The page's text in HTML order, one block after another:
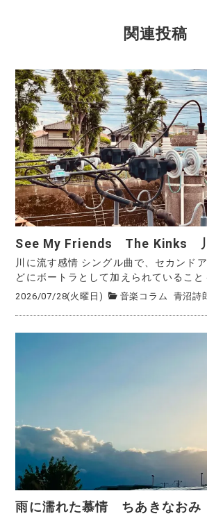
関連投稿
See My Friends The Kinks
川に流す感情 シングル曲で、セカンド
どにボートラとして加えられていること
2026/07/28(火曜日) 音楽コラム 青沼詩
雨に濡れた慕情 ちあきなお